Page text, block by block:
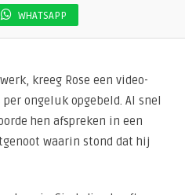
WHATSAPP
kreeg Rose een video-
ongeluk opgebeld. Al snel
hen afspreken in een
waarin stond dat hij